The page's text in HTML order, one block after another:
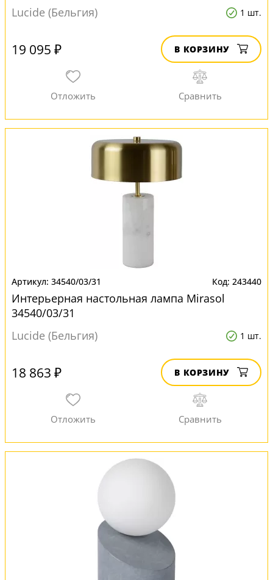
Lucide (Бельгия)
1 шт.
19 095 ₽ В КОРЗИНУ
34540/03/31 243440
Интерьерная настольная лампа Mirasol
34540/03/31
Lucide (Бельгия)
1 шт.
18 863 ₽ В КОРЗИНУ